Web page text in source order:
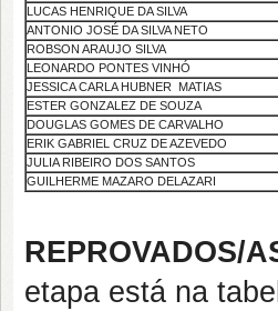
LUCAS HENRIQUE DA SILVA
ANTONIO JOSÉ DA SILVA NETO
ROBSON ARAUJO SILVA
LEONARDO PONTES VINHÓ
JESSICA CARLA HUBNER MATIAS
ESTER GONZALEZ DE SOUZA
DOUGLAS GOMES DE CARVALHO
ERIK GABRIEL CRUZ DE AZEVEDO
JULIA RIBEIRO DOS SANTOS
GUILHERME MAZARO DELAZARI
REPROVADOS/
etapa está na